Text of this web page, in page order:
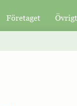
Företaget Övrigt